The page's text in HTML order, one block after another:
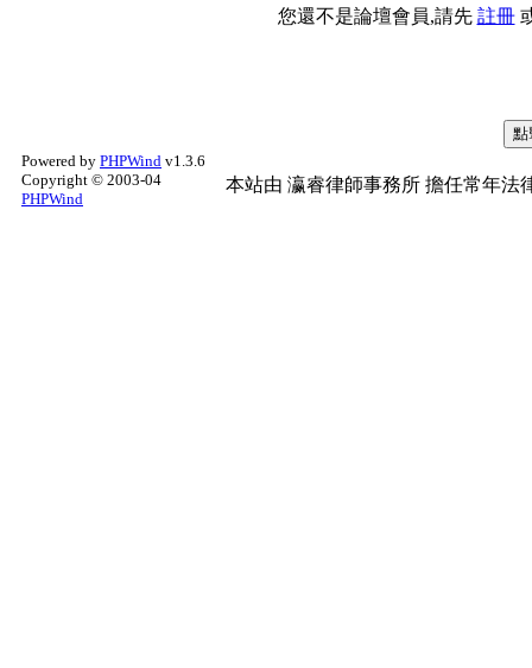
您還不是論壇會員,請先 註冊
Powered by PHPWind v1.3.6
Copyright © 2003-04
PHPWind
本站由 瀛睿律師事務所 擔任常年法